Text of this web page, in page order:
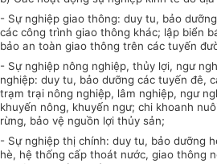
- Sự nghiệp giao thông: duy tu, bảo
các công trình giao thông khác; lập biển
bảo an toàn giao thông trên các tuyến
- Sự nghiệp nông nghiệp, thủy lợi, ngư
nghiệp: duy tu, bảo dưỡng các tuyến đê,
trạm trại nông nghiệp, lâm nghiệp, ngư
khuyến nông, khuyến ngư; chi khoanh
rừng, bảo vệ nguồn lợi thủy sản;
- Sự nghiệp thị chính: duy tu, bảo dưỡng
hè, hệ thống cấp thoát nước, giao thông